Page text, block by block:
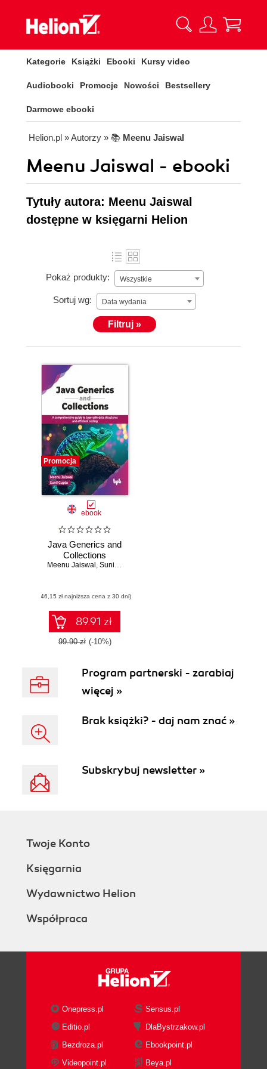
Kategorie Książki Ebooki Kursy video
Audiobooki Promocje Nowości Bestsellery
Darmowe ebooki
Helion.pl » Autorzy » 📚 Meenu Jaiswal
Meenu Jaiswal - ebooki
Tytuły autora: Meenu Jaiswal
dostępne w księgarni Helion
Pokaż produkty: Wszystkie
Sortuj wg: Data wydania
Filtruj »
Promocja
ebook
Java Generics and
Collections
Meenu Jaiswal , Sunil Gupta
(46,15 zł najniższa cena z 30 dni)
89.91 zł
99.90 zł (-10%)
Program partnerski - zarabiaj
więcej »
Brak książki? - daj nam znać »
Subskrybuj newsletter »
Twoje Konto
Księgarnia
Wydawnictwo Helion
Współpraca
Onepress.pl
Sensus.pl
Editio.pl
DlaBystrzakow.pl
Bezdroza.pl
Ebookpoint.pl
Videopoint.pl
Beya.pl